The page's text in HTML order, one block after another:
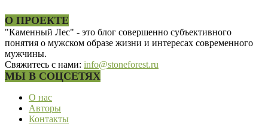
О ПРОЕКТЕ
"Каменный Лес" - это блог совершенно субъективного
понятия о мужском образе жизни и интересах современного
мужчины.
Свяжитесь с нами: info@stoneforest.ru
МЫ В СОЦСЕТЯХ
О нас
Авторы
Контакты